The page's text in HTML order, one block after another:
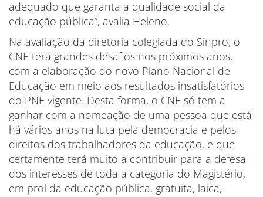
adequado que garanta a qualidade social da
educação pública”, avalia Heleno.
Na avaliação da diretoria colegiada do Sinpro, o
CNE terá grandes desafios nos próximos anos,
com a elaboração do novo Plano Nacional de
Educação em meio aos resultados insatisfatórios
do PNE vigente. Desta forma, o CNE só tem a
ganhar com a nomeação de uma pessoa que está
há vários anos na luta pela democracia e pelos
direitos dos trabalhadores da educação, e que
certamente terá muito a contribuir para a defesa
dos interesses de toda a categoria do Magistério,
em prol da educação pública, gratuita, laica,